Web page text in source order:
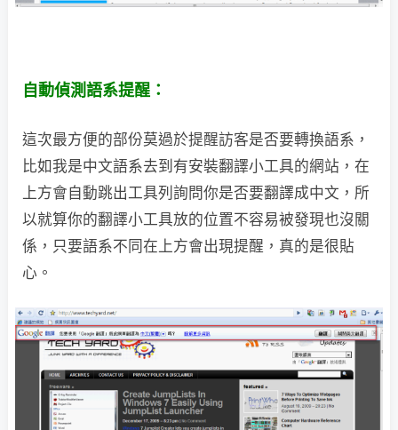
自動偵測語系提醒：
這次最方便的部份莫過於提醒訪客是否要轉換語系，
比如我是中文語系去到有安裝翻譯小工具的網站，在
上方會自動跳出工具列詢問你是否要翻譯成中文，所
以就算你的翻譯小工具放的位置不容易被發現也沒關
係，只要語系不同在上方會出現提醒，真的是很貼
心。